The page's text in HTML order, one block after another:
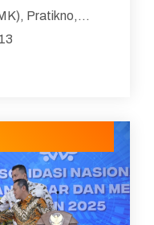
Pratikno,
Nasional
(K...